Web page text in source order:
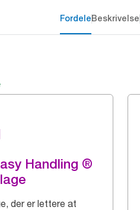
FordeleBeskrivelse
Handling ®
der er lettere at